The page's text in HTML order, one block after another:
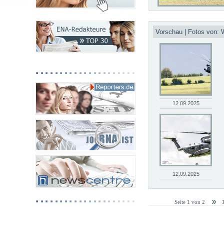
Vorschau | Fotos von:
12.09.2025
12.09.2025
Seite 1 von 2